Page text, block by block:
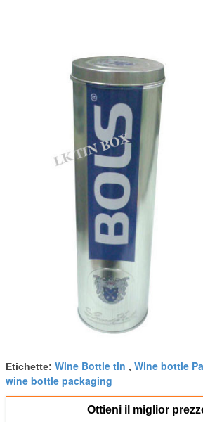
Etichette: Wine Bottle tin , Wine bottle
wine bottle packaging
Ottieni il miglior